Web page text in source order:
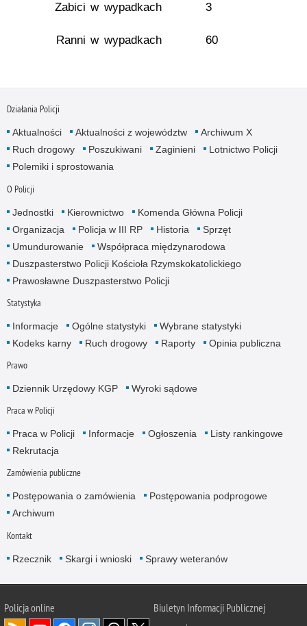
Zabici w wypadkach 3
Ranni w wypadkach 60
Działania Policji
Aktualności Aktualności z województw
Archiwum X
Ruch drogowy
Poszukiwani Zaginieni
Lotnictwo Policji
Polemiki i sprostowania
O Policji
Jednostki Kierownictwo
Komenda Główna Policji
Organizacja
Policja w III RP Historia
Sprzęt
Umundurowanie
Współpraca międzynarodowa
Duszpasterstwo Policji Kościoła Rzymskokatolickiego
Prawosławne Duszpasterstwo Policji
Statystyka
Informacje Ogólne statystyki
Wybrane statystyki
Kodeks karny
Ruch drogowy Raporty Opinia publiczna
Prawo
Dziennik Urzędowy KGP Wyroki sądowe
Praca w Policji
Praca w Policji Informacje Ogłoszenia
Listy rankingowe
Rekrutacja
Zamówienia publiczne
Postępowania o zamówienia
Postępowania podprogowe
Archiwum
Kontakt
Rzecznik Skargi i wnioski Sprawy weteranów
Policjaonline
Biuletyn Informacji Publicznej